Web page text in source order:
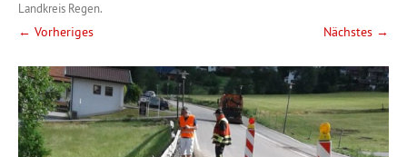
Landkreis Regen.
← Vorheriges Nächstes →